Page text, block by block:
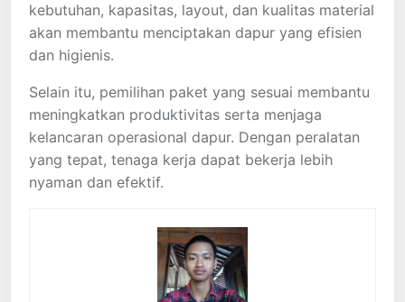
kebutuhan, kapasitas, layout, dan kualitas material
akan membantu menciptakan dapur yang efisien
dan higienis.
Selain itu, pemilihan paket yang sesuai membantu
meningkatkan produktivitas serta menjaga
kelancaran operasional dapur. Dengan peralatan
yang tepat, tenaga kerja dapat bekerja lebih
nyaman dan efektif.